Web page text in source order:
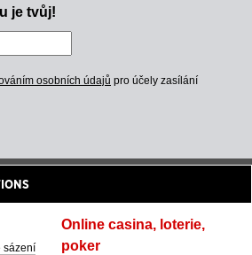
je tvůj!
osobních údajů pro účely zasílání
sázení
Online casina, loterie,
poker